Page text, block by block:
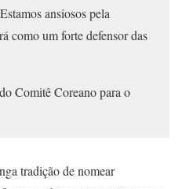
ansiosos pela
como um forte defensor das
Comitê Coreano para o
tradição de nomear